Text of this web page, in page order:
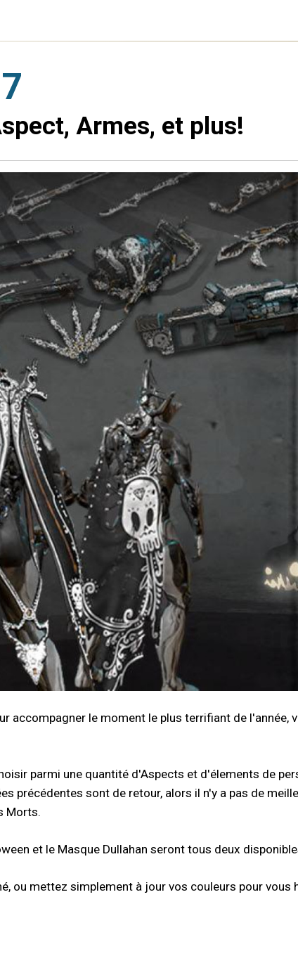
Armes, et plus!
accompagner le moment le plus terrifiant de l'année,
parmi une quantité d'Aspects et d'élements de
précédentes sont de retour, alors il n'y a pas de
Morts.
et le Masque Dullahan seront tous deux
ou mettez simplement à jour vos couleurs pour